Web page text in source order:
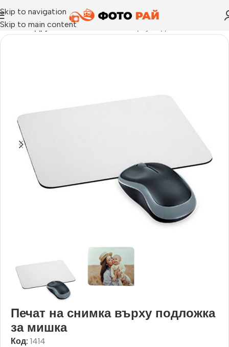
Skip to navigation
Skip to main content
Начало›Други›Печат на снимка върху подложка за мишка
Печат на снимка върху подложка
за мишка
Код: 1414